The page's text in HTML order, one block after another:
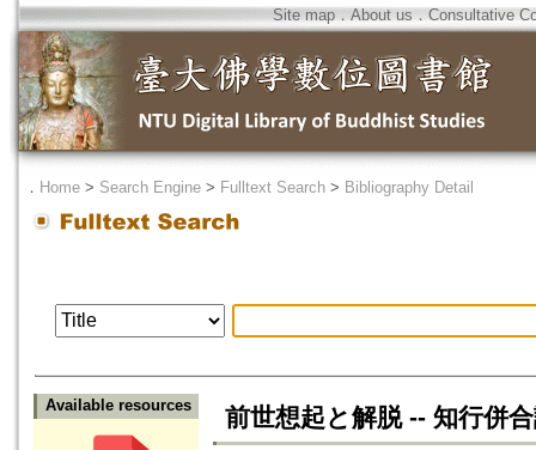
Site map．About us ． Consultative
． Home > Search Engine > Fulltext Search > Bibliography Detail
Available resources 前世想起と解脱 -- 知行併